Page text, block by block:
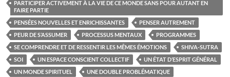
PARTICIPER ACTIVEMENT À LA VIE DE CE MONDE SANS POUR AUTANT EN
FAIRE PARTIE
PENSÉES NOUVELLES ET ENRICHISSANTES
PENSER AUTREMENT
PEUR DE S’ASSUMER
PROCESSUS MENTAUX
PROGRAMMES
SE COMPRENDRE ET DE RESSENTIR LES MÊMES ÉMOTIONS
SHIVA-SUTRA
SOI
UN ESPACE CONSCIENT COLLECTIF
UN ÉTAT D’ESPRIT GÉNÉRAL
UN MONDE SPIRITUEL
UNE DOUBLE PROBLÉMATIQUE